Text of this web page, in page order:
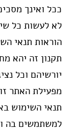
ככל ואינך
לא לעשות כל
הוראות תנאי
תקנון זה יהא
יורשיהם וכל
מפעילת האתר
תנאי השימוש
למשתמשים בה